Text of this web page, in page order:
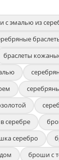
с эмалью из
браслеты
серебре
серебро
броши с